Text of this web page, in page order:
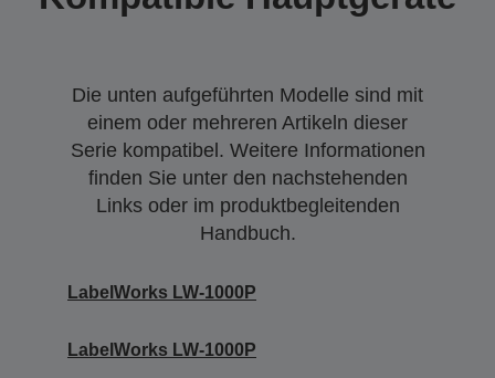
Die unten aufgeführten Modelle sind mit
einem oder mehreren Artikeln dieser
Serie kompatibel. Weitere Informationen
finden Sie unter den nachstehenden
Links oder im produktbegleitenden
Handbuch.
LabelWorks LW-1000P
LabelWorks LW-1000P